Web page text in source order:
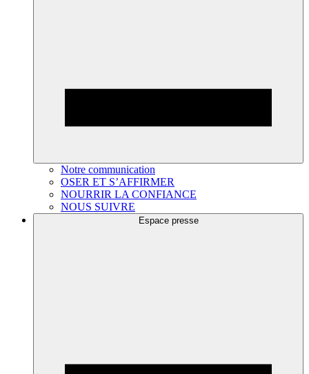
Notre communication
OSER ET S’AFFIRMER
NOURRIR LA CONFIANCE
NOUS SUIVRE
Espace presse